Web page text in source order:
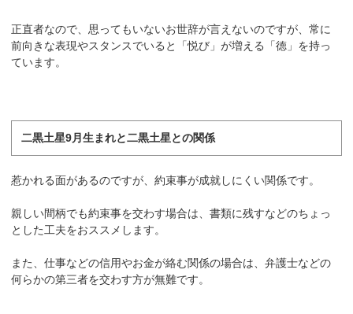
正直者なので、思ってもいないお世辞が言えないのですが、常に
前向きな表現やスタンスでいると「悦び」が増える「徳」を持っ
ています。
二黒土星9月生まれと二黒土星との関係
惹かれる面があるのですが、約束事が成就しにくい関係です。
親しい間柄でも約束事を交わす場合は、書類に残すなどのちょっ
とした工夫をおススメします。
また、仕事などの信用やお金が絡む関係の場合は、弁護士などの
何らかの第三者を交わす方が無難です。